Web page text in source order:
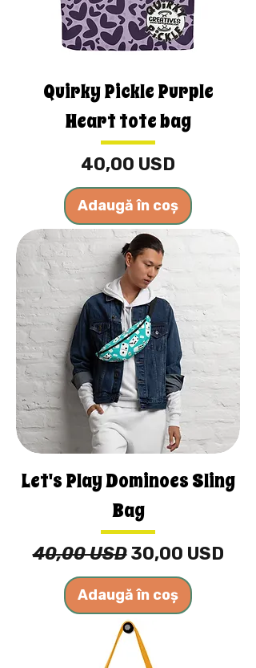
Quirky Pickle Purple
Heart tote bag
Preț
40,00 USD
Adaugă în coș
Let's Play Dominoes Sling
Bag
Preț normal
40,00 USD Preț redus
30,00 USD
Adaugă în coș